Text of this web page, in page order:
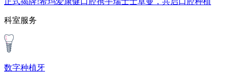
科室服务
数字种植牙